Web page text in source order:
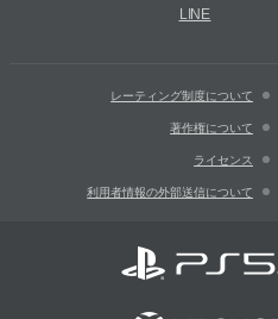
LINE
レーティング制度について
著作権について
ライセンス
利用者情報の外部送信について